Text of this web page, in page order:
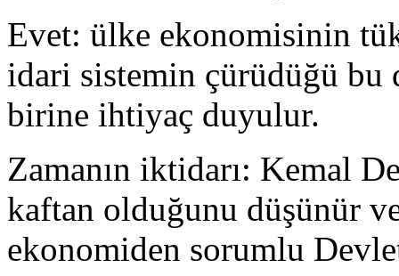
Evet: ülke ekonomisinin
idari sistemin çürüdüğü bu
birine ihtiyaç duyulur.
Zamanın iktidarı: Kemal
kaftan olduğunu düşünür
ekonomiden sorumlu